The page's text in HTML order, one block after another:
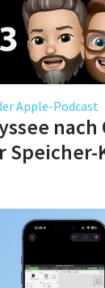
Apple-Podcast
Speicher-